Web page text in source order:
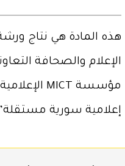
هذه المادة هي نتاج
الإعلام والصحافة
إعلامية سورية